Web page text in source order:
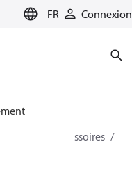
FR Connexion
débit
Accessoires